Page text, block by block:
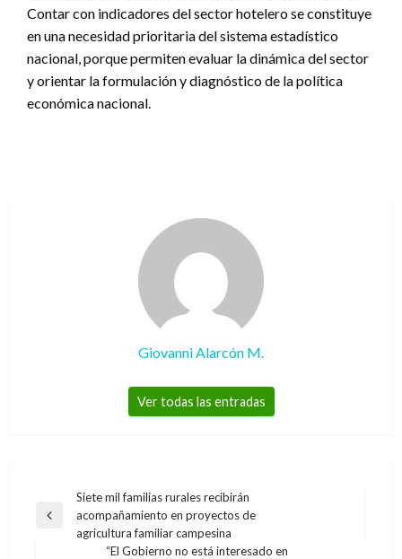
Contar con indicadores del sector hotelero se constituye
en una necesidad prioritaria del sistema estadístico
nacional, porque permiten evaluar la dinámica del sector
y orientar la formulación y diagnóstico de la política
económica nacional.
Giovanni Alarcón M.
Ver todas las entradas
Navegación
de
Entrada
anterior
Siete mil familias rurales recibirán
acompañamiento en proyectos de
agricultura familiar campesina
“El Gobierno no está interesado en